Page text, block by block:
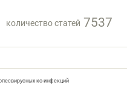
количество статей 7537
ко-инфекций